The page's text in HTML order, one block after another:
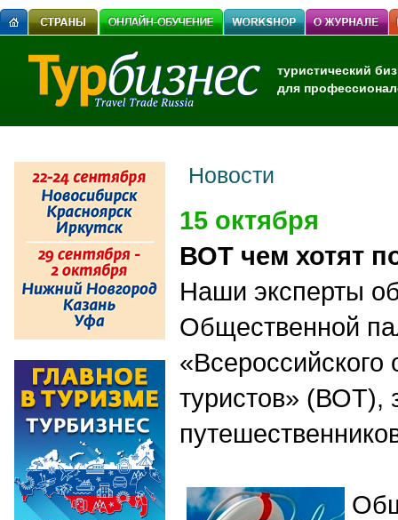
туристический
для
Новости
15 октября
ВОТ чем хотят
Наши эксперты
Общественной
туристов»